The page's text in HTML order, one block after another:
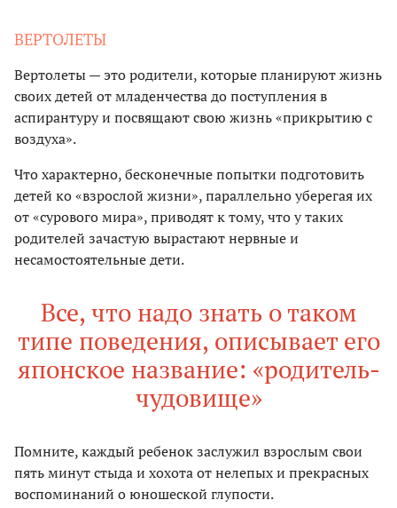
ВЕРТОЛЕТЫ
Вертолеты — это родители, которые планируют жизнь
своих детей от младенчества до поступления в
аспирантуру и посвящают свою жизнь «прикрытию с
воздуха».
Что характерно, бесконечные попытки подготовить
детей ко «взрослой жизни», параллельно уберегая их
от «сурового мира», приводят к тому, что у таких
родителей зачастую вырастают нервные и
несамостоятельные дети.
Все, что надо знать о таком
типе поведения, описывает его
японское название: «родитель-
чудовище»
Помните, каждый ребенок заслужил взрослым свои
пять минут стыда и хохота от нелепых и прекрасных
воспоминаний о юношеской глупости.